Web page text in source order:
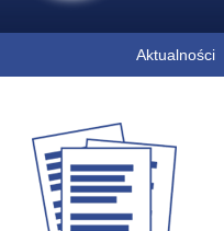
Aktualności